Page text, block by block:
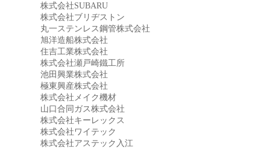
株式会社SUBARU
株式会社ブリヂストン
丸一ステンレス鋼管株式会社
旭洋造船株式会社
住吉工業株式会社
株式会社瀬戸崎鐵工所
池田興業株式会社
極東興産株式会社
株式会社メイク機材
山口合同ガス株式会社
株式会社キーレックス
株式会社ワイテック
株式会社アステック入江